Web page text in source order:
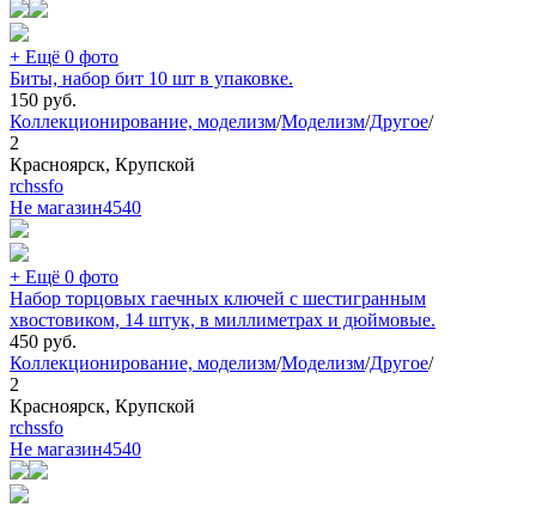
+ Ещё 0 фото
Биты, набор бит 10 шт в упаковке.
150 руб.
Коллекционирование, моделизм/Моделизм/Другое/
2
Красноярск, Крупской
rchssfo
Не магазин4540
+ Ещё 0 фото
Набор торцовых гаечных ключей с шестигранным
хвостовиком, 14 штук, в миллиметрах и дюймовые.
450 руб.
Коллекционирование, моделизм/Моделизм/Другое/
2
Красноярск, Крупской
rchssfo
Не магазин4540